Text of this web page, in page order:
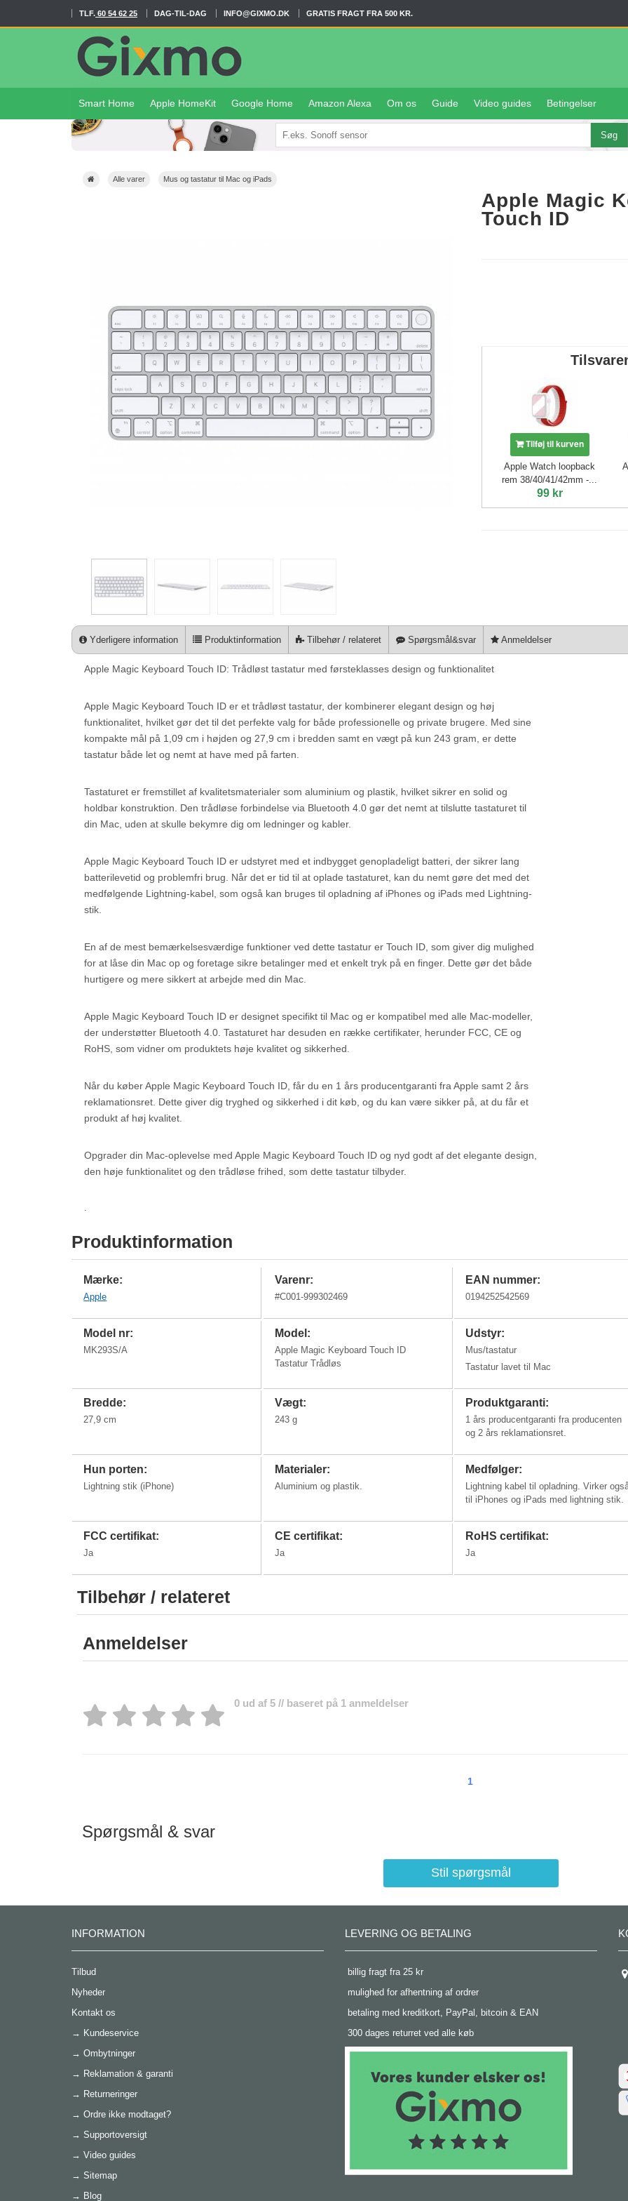
TLF. 60 54 62 25 DAG-TIL-DAG INFO@GIXMO.DK GRATIS FRAGT FRA 500 KR.
Smart Home Apple HomeKit Google Home Amazon Alexa Om os Guide Video guides Betingelser
Alle varer Mus og tastatur til Mac og iPads
Apple Magic
Touch ID
Tilføj til kurven
Apple Watch loopback
rem 38/40/41/42mm -...
99 kr
Yderligere information Produktinformation Tilbehør / relateret Spørgsmål&svar Anmeldelser
Apple Magic Keyboard Touch ID: Trådløst tastatur med førsteklasses design og funktionalitet
Apple Magic Keyboard Touch ID er et trådløst tastatur, der kombinerer elegant design og høj
funktionalitet, hvilket gør det til det perfekte valg for både professionelle og private brugere. Med sine
kompakte mål på 1,09 cm i højden og 27,9 cm i bredden samt en vægt på kun 243 gram, er dette
tastatur både let og nemt at have med på farten.
Tastaturet er fremstillet af kvalitetsmaterialer som aluminium og plastik, hvilket sikrer en solid og
holdbar konstruktion. Den trådløse forbindelse via Bluetooth 4.0 gør det nemt at tilslutte tastaturet til
din Mac, uden at skulle bekymre dig om ledninger og kabler.
Apple Magic Keyboard Touch ID er udstyret med et indbygget genopladeligt batteri, der sikrer lang
batterilevetid og problemfri brug. Når det er tid til at oplade tastaturet, kan du nemt gøre det med det
medfølgende Lightning-kabel, som også kan bruges til opladning af iPhones og iPads med Lightning-
stik.
En af de mest bemærkelsesværdige funktioner ved dette tastatur er Touch ID, som giver dig mulighed
for at låse din Mac op og foretage sikre betalinger med et enkelt tryk på en finger. Dette gør det både
hurtigere og mere sikkert at arbejde med din Mac.
Apple Magic Keyboard Touch ID er designet specifikt til Mac og er kompatibel med alle Mac-modeller,
der understøtter Bluetooth 4.0. Tastaturet har desuden en række certifikater, herunder FCC, CE og
RoHS, som vidner om produktets høje kvalitet og sikkerhed.
Når du køber Apple Magic Keyboard Touch ID, får du en 1 års producentgaranti fra Apple samt 2 års
reklamationsret. Dette giver dig tryghed og sikkerhed i dit køb, og du kan være sikker på, at du får et
produkt af høj kvalitet.
Opgrader din Mac-oplevelse med Apple Magic Keyboard Touch ID og nyd godt af det elegante design,
den høje funktionalitet og den trådløse frihed, som dette tastatur tilbyder.
.
Produktinformation
Mærke:
Apple
Varenr:
#C001-999302469
EAN nummer:
0194252542569
Model nr:
MK293S/A
Model:
Apple Magic Keyboard Touch ID
Tastatur Trådløs
Udstyr:
Mus/tastatur
Tastatur lavet til Mac
Bredde:
27,9 cm
Vægt:
243 g
Produktgaranti:
1 års producentgaranti fra producenten
og 2 års reklamationsret.
Hun porten:
Lightning stik (iPhone)
Materialer:
Aluminium og plastik.
Medfølger:
Lightning kabel til opladning. Virker
til iPhones og iPads med lightning stik.
FCC certifikat:
Ja
CE certifikat:
Ja
RoHS certifikat:
Ja
Tilbehør / relateret
Anmeldelser
0 ud af 5 // baseret på 1 anmeldelser
1
Spørgsmål & svar
Stil spørgsmål
INFORMATION
Tilbud
Nyheder
Kontakt os
→ Kundeservice
→ Ombytninger
→ Reklamation & garanti
→ Returneringer
→ Ordre ikke modtaget?
→ Supportoversigt
→ Video guides
→ Sitemap
→ Blog
LEVERING OG BETALING
 billig fragt fra 25 kr
 mulighed for afhentning af ordrer
 betaling med kreditkort, PayPal, bitcoin & EAN
 300 dages returret ved alle køb